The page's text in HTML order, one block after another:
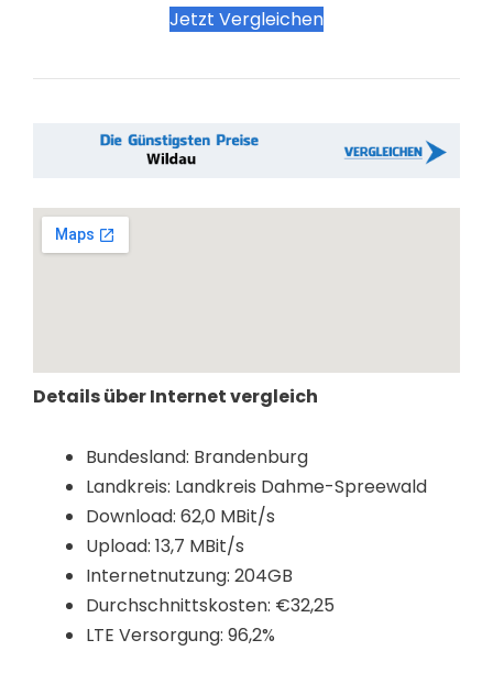
Jetzt Vergleichen
Details über Internet vergleich
Bundesland: Brandenburg
Landkreis: Landkreis Dahme-Spreewald
Download: 62,0 MBit/s
Upload: 13,7 MBit/s
Internetnutzung: 204GB
Durchschnittskosten: €32,25
LTE Versorgung: 96,2%